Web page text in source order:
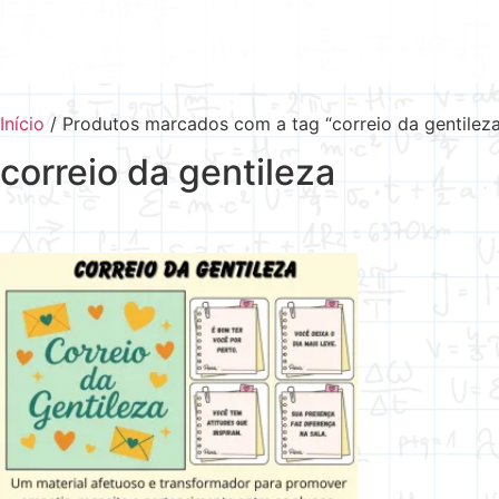
Início / Produtos marcados com a tag “correio da
correio da gentileza